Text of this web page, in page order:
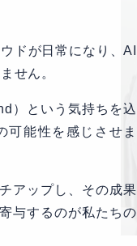
ドが日常になり、AI
せん。
）という気持ちを込
可能性を感じさせま
アップし、その成果
与するのが私たちの